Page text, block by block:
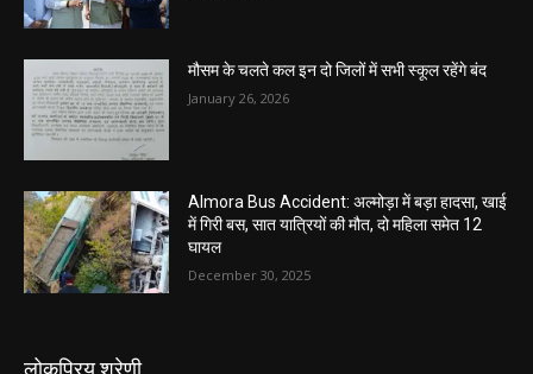
मौसम के चलते कल इन दो जिलों में सभी स्कूल रहेंगे बंद
January 26, 2026
Almora Bus Accident: अल्मोड़ा में बड़ा हादसा, खाई
में गिरी बस, सात यात्रियों की मौत, दो महिला समेत 12
घायल
December 30, 2025
लोकप्रिय श्रेणी